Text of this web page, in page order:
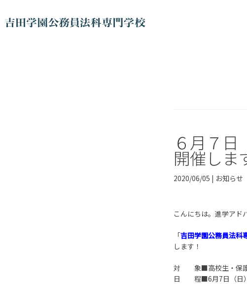
６月７
開催しま
2020/06/05 | お知らせ
こんにちは。進学アド
「吉田学園公務員法科
します！
対 象■高校生・保護
日 程■6月7日（日）